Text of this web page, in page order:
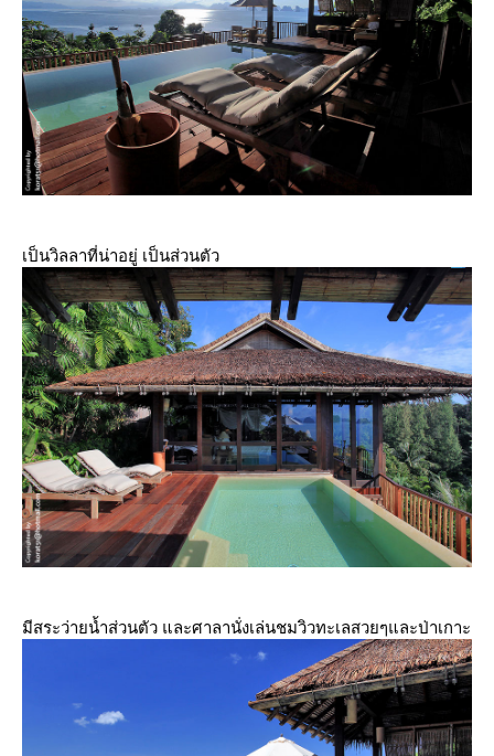
เป็นวิลลาที่น่าอยู่ เป็นส่วนตัว
มีสระว่ายน้ำส่วนตัว และศาลานั่งเล่นชมวิวทะเลสวยๆและป่าเกาะ